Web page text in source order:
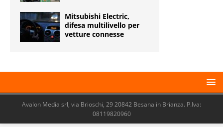
Mitsubishi Electric,
difesa multilivello per
vetture connesse
Avalon Media srl, via Brioschi, 29 20842 Besana in Brianza. P.Iva:
08119820960